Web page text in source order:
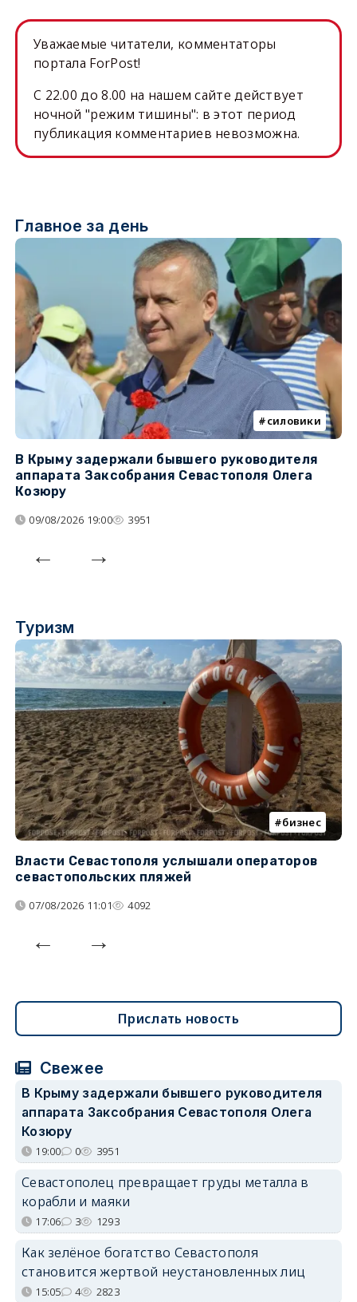
Уважаемые читатели, комментаторы
портала ForPost!
C 22.00 до 8.00 на нашем сайте действует
ночной "режим тишины": в этот период
публикация комментариев невозможна.
Главное за день
силовики
В Крыму задержали бывшего руководителя
аппарата Заксобрания Севастополя Олега
Козюру
09/08/2026 19:00 3951
Туризм
бизнес
Власти Севастополя услышали операторов
севастопольских пляжей
07/08/2026 11:01 4092
Прислать новость
Свежее
В Крыму задержали бывшего руководителя
аппарата Заксобрания Севастополя Олега
Козюру
19:00 0 3951
Севастополец превращает груды металла в
корабли и маяки
17:06 3 1293
Как зелёное богатство Севастополя
становится жертвой неустановленных лиц
15:05 4 2823